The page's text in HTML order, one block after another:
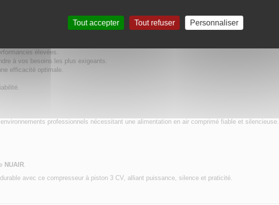
Tout accepter Tout refuser Personnaliser
:
élevées.
à vos besoins les plus exigeants.
efficacité optimale.
professionnels nécessitant une alimentation en air comprimé fiable et silencieuse.
NUAIR.
avec ce compresseur à piston 3 CV, alliant puissance, silence et praticité.